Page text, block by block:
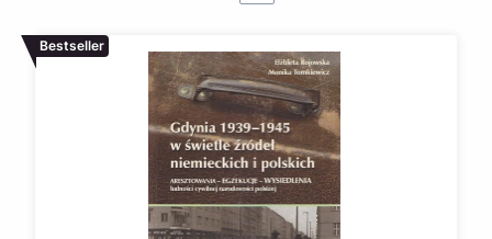
Bestseller